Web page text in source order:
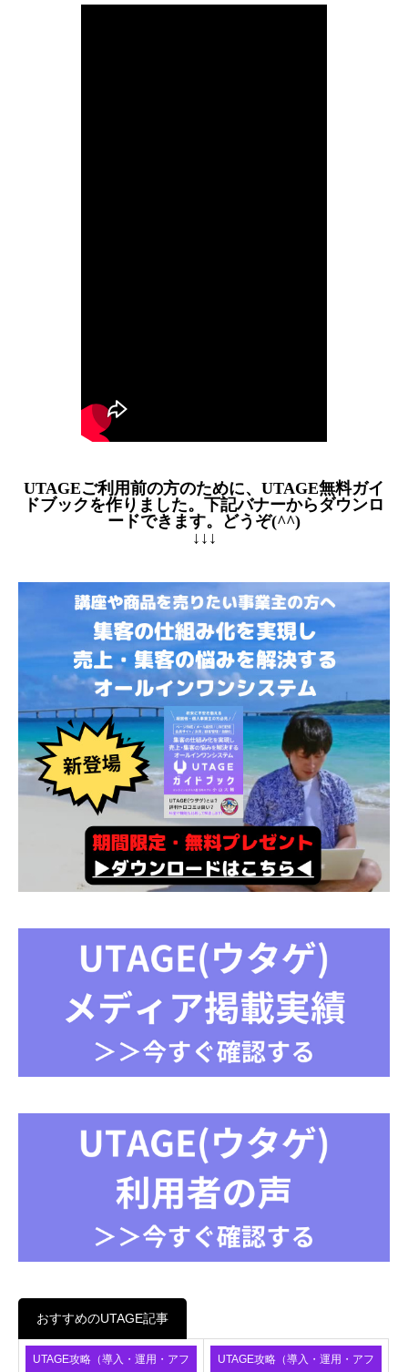
UTAGEご利用前の方のために、UTAGE無料ガイ
ドブックを作りました。下記バナーからダウンロ
ードできます。どうぞ(^^)
↓↓↓
おすすめのUTAGE記事
UTAGE攻略（導入・運用・アフ UTAGE攻略（導入・運用・アフ